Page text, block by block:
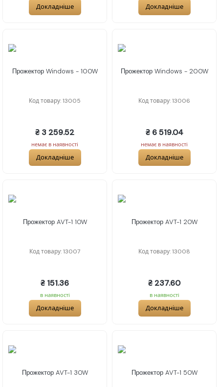
Докладніше Докладніше
Прожектор Windows - 100W
Код товару: 13005
₴ 3 259.52
немає в наявності
Докладніше
Прожектор Windows - 200W
Код товару: 13006
₴ 6 519.04
немає в наявності
Докладніше
Прожектор AVT-1 10W
Код товару: 13007
₴ 151.36
в наявності
Докладніше
Прожектор AVT-1 20W
Код товару: 13008
₴ 237.60
в наявності
Докладніше
Прожектор AVT-1 30W Прожектор AVT-1 50W